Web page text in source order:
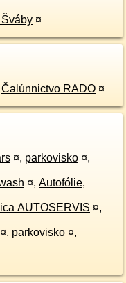
¤
Čalúnnictvo RADO ¤
¤, parkovisko ¤,
¤, Autofólie,
AUTOSERVIS ¤,
¤, parkovisko ¤,